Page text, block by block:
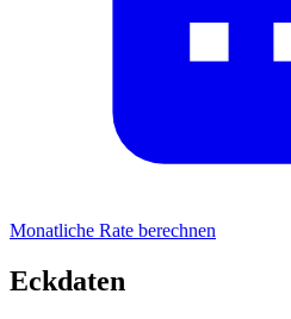
Monatliche Rate berechnen
Eckdaten